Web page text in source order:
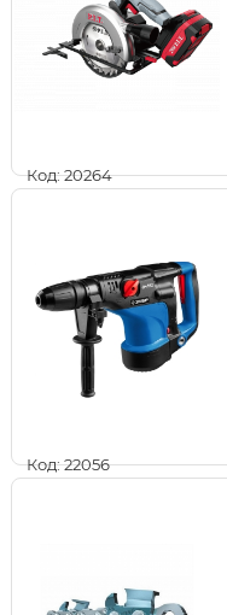
Код: 20264
Код: 22056